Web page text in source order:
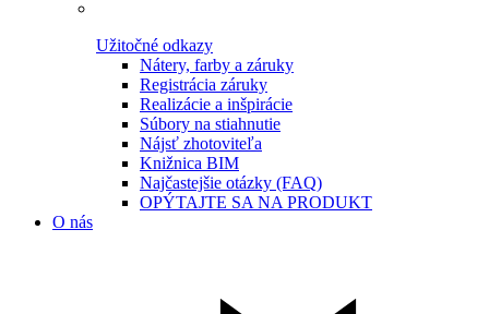
Užitočné odkazy
Nátery, farby a záruky
Registrácia záruky
Realizácie a inšpirácie
Súbory na stiahnutie
Nájsť zhotoviteľa
Knižnica BIM
Najčastejšie otázky (FAQ)
OPÝTAJTE SA NA PRODUKT
O nás